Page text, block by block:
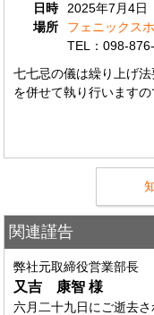
日時
2025年7月4日
場所
フェニックス
TEL：098-
七七忌の儀は繰り上げ
を併せて執り行います
関連謹告
弊社元取締役営業部長
又吉 康智様
六月二十九日にご逝去